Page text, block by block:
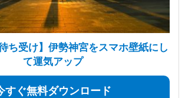
ち受け】伊勢神宮をスマホ壁紙にし
て運気アップ
すぐ無料ダウンロード